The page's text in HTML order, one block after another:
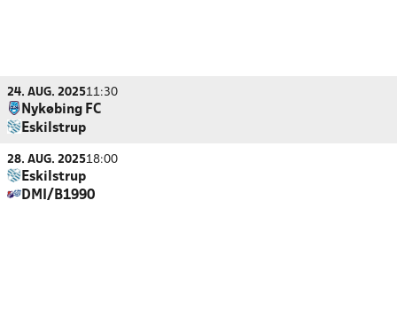
24. AUG. 202511:30
Nykøbing FC
Eskilstrup
28. AUG. 202518:00
Eskilstrup
DMI/B1990